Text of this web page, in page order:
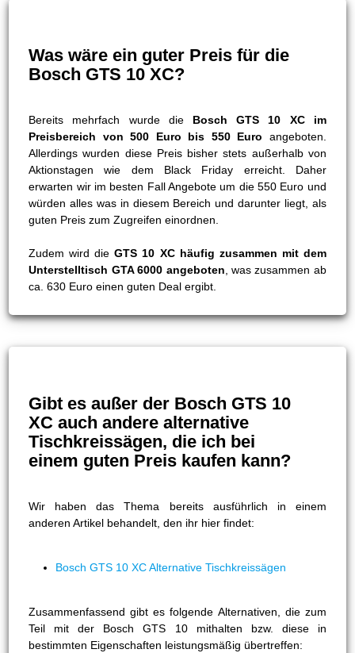
Was wäre ein guter Preis für die
Bosch GTS 10 XC?
Bereits mehrfach wurde die Bosch GTS 10 XC im
Preisbereich von 500 Euro bis 550 Euro angeboten.
Allerdings wurden diese Preis bisher stets außerhalb von
Aktionstagen wie dem Black Friday erreicht. Daher
erwarten wir im besten Fall Angebote um die 550 Euro und
würden alles was in diesem Bereich und darunter liegt, als
guten Preis zum Zugreifen einordnen.
Zudem wird dieGTS 10 XC häufig zusammen mit dem
Unterstelltisch GTA 6000 angeboten , was zusammen ab
ca. 630 Euro einen guten Deal ergibt.
Gibt es außer der Bosch GTS 10
XC auch andere alternative
Tischkreissägen, die ich bei
einem guten Preis kaufen kann?
Wir haben das Thema bereits ausführlich in einem
anderen Artikel behandelt, den ihr hier findet:
Bosch GTS 10 XC Alternative Tischkreissägen
Zusammenfassend gibt es folgende Alternativen, die zum
Teil mit der Bosch GTS 10 mithalten bzw. diese in
bestimmten Eigenschaften leistungsmäßig übertreffen: